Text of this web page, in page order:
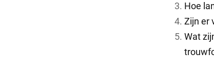
Hoe
Zijn er
Wat